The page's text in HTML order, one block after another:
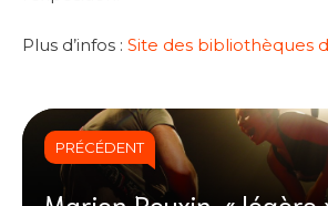
Plus d’infos : Site des bibliothèques
PRÉCÉDENT